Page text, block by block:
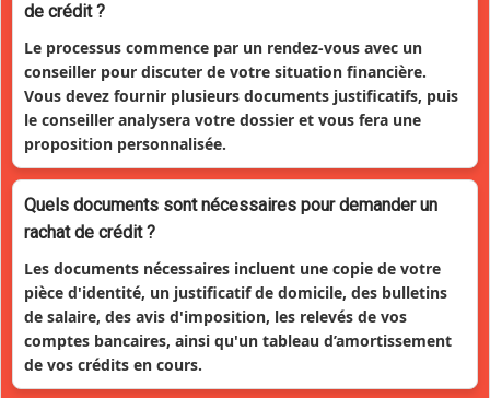
de crédit ?
Le processus commence par un rendez-vous avec un
conseiller pour discuter de votre situation financière.
Vous devez fournir plusieurs documents justificatifs, puis
le conseiller analysera votre dossier et vous fera une
proposition personnalisée.
Quels documents sont nécessaires pour demander un
rachat de crédit ?
Les documents nécessaires incluent une copie de votre
pièce d'identité, un justificatif de domicile, des bulletins
de salaire, des avis d'imposition, les relevés de vos
comptes bancaires, ainsi qu'un tableau d’amortissement
de vos crédits en cours.